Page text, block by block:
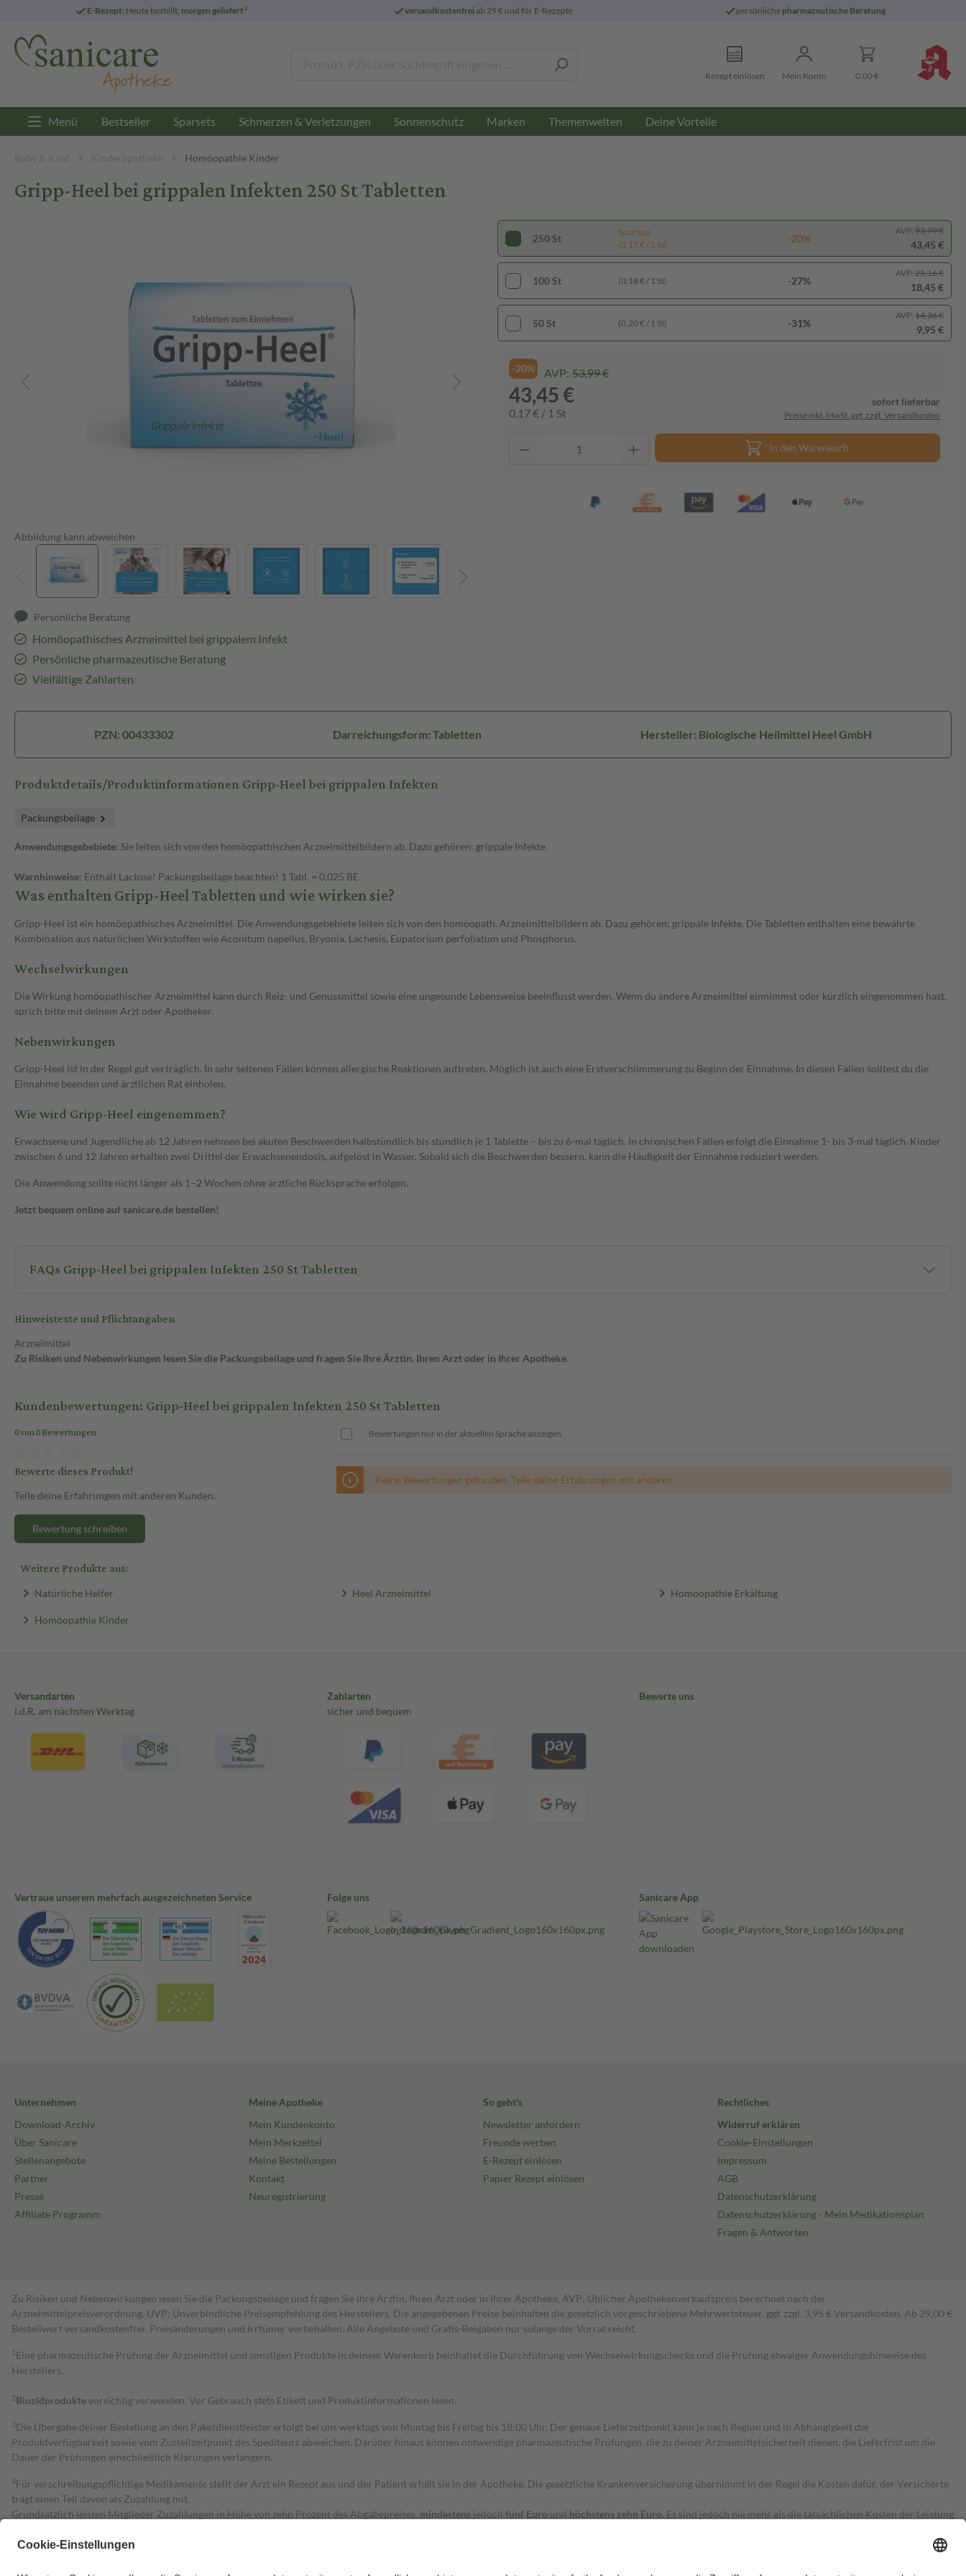
E-Rezept: Heute bestellt, morgen geliefert3 versandkostenfreiab 29 € und für E-Rezepte persönliche pharmazeutische Beratung
Rezept einlösen Mein Konto 0,00 €
Menü Bestseller Sparsets Schmerzen & Verletzungen Sonnenschutz Marken Themenwelten Deine Vorteile
Baby & Kind Kinderapotheke Homöopathie Kinder
Gripp-Heel bei grippalen Infekten 250 St Tabletten
Abbildung kann abweichen
Persönliche Beratung
Homöopathisches Arzneimittel bei grippalem Infekt
Persönliche pharmazeutische Beratung
Vielfältige Zahlarten
250 St
Spartipp
(0,17 € / 1 St)
-20%
AVP: 53,99 €
43,45 €
100 St (0,18 € / 1 St) -27%
AVP: 25,16 €
18,45 €
50 St (0,20 € / 1 St) -31%
AVP: 14,36 €
9,95 €
-20% AVP: 53,99 €
43,45 €
0,17 € / 1 St
sofort lieferbar
Preise inkl. MwSt. ggf. zzgl. Versandkosten
In den Warenkorb
PZN: 00433302 Darreichungsform: Tabletten Hersteller: Biologische Heilmittel Heel GmbH
Produktdetails/Produktinformationen Gripp-Heel bei grippalen Infekten
Packungsbeilage
Anwendungsgebebiete: Sie leiten sich von den homöopathischen Arzneimittelbildern ab. Dazu gehören: grippale Infekte.
Warnhinweise: Enthält Lactose! Packungsbeilage beachten! 1 Tabl. = 0,025 BE.
Was enthalten Gripp-Heel Tabletten und wie wirken sie?
Gripp-Heel ist ein homöopathisches Arzneimittel. Die Anwendungsgebebiete leiten sich von den homöopath. Arzneimittelbildern ab. Dazu gehören: grippale Infekte. Die Tabletten enthalten eine bewährte
Kombination aus natürlichen Wirkstoffen wie Aconitum napellus, Bryonia, Lachesis, Eupatorium perfoliatum und Phosphorus.
Wechselwirkungen
Die Wirkung homöopathischer Arzneimittel kann durch Reiz- und Genussmittel sowie eine ungesunde Lebensweise beeinflusst werden. Wenn du andere Arzneimittel einnimmst oder kürzlich eingenommen hast,
sprich bitte mit deinem Arzt oder Apotheker.
Nebenwirkungen
Gripp-Heel ist in der Regel gut verträglich. In sehr seltenen Fällen können allergische Reaktionen auftreten. Möglich ist auch eine Erstverschlimmerung zu Beginn der Einnahme. In diesen Fällen solltest du die
Einnahme beenden und ärztlichen Rat einholen.
Wie wird Gripp-Heel eingenommen?
Erwachsene und Jugendliche ab 12 Jahren nehmen bei akuten Beschwerden halbstündlich bis stündlich je 1 Tablette – bis zu 6-mal täglich. In chronischen Fällen erfolgt die Einnahme 1- bis 3-mal täglich. Kinder
zwischen 6 und 12 Jahren erhalten zwei Drittel der Erwachsenendosis, aufgelöst in Wasser. Sobald sich die Beschwerden bessern, kann die Häufigkeit der Einnahme reduziert werden.
Die Anwendung sollte nicht länger als 1–2 Wochen ohne ärztliche Rücksprache erfolgen.
Jetzt bequem online auf sanicare.de bestellen!
FAQs Gripp-Heel bei grippalen Infekten 250 St Tabletten
Hinweistexte und Pflichtangaben
Arzneimittel
Zu Risiken und Nebenwirkungen lesen Sie die Packungsbeilage und fragen Sie Ihre Ärztin, Ihren Arzt oder in Ihrer Apotheke.
Kundenbewertungen: Gripp-Heel bei grippalen Infekten 250 St Tabletten
0 von 0 Bewertungen
Bewerte dieses Produkt!
Teile deine Erfahrungen mit anderen Kunden.
Bewertung schreiben
Bewertungen nur in der aktuellen Sprache anzeigen.
Keine Bewertungen gefunden. Teile deine Erfahrungen mit anderen.
Weitere Produkte aus:
Natürliche Helfer Heel Arzneimittel Homöopathie Erkältung
Homöopathie Kinder
Versandarten
i.d.R. am nächsten Werktag
Zahlarten
sicher und bequem
Bewerte uns
Vertraue unserem mehrfach ausgezeichneten Service Folge uns Sanicare App
Unternehmen
Download-Archiv
Über Sanicare
Stellenangebote
Partner
Presse
Affiliate Programm
Meine Apotheke
Mein Kundenkonto
Mein Merkzettel
Meine Bestellungen
Kontakt
Neuregistrierung
So geht's
Newsletter anfordern
Freunde werben
E-Rezept einlösen
Papier Rezept einlösen
Rechtliches
Widerruf erklären
Cookie-Einstellungen
Impressum
AGB
Datenschutzerklärung
Datenschutzerklärung - Mein Medikationsplan
Fragen & Antworten
Zu Risiken und Nebenwirkungen lesen Sie die Packungsbeilage und fragen Sie Ihre Ärztin, Ihren Arzt oder in Ihrer Apotheke. AVP: Üblicher Apothekenverkaufspreis berechnet nach der
Arzneimittelpreisverordnung. UVP: Unverbindliche Preisempfehlung des Herstellers. Die angegebenen Preise beinhalten die gesetzlich vorgeschriebene Mehrwertsteuer, ggf. zzgl. 3,95 € Versandkosten. Ab 29,00 €
Bestell­wert versand­kosten­frei. Preisänderungen und Irrtümer vorbehalten. Alle Angebote und Gratis-Beigaben nur solange der Vorrat reicht.
1 Eine pharmazeutische Prüfung der Arzneimittel und sonstigen Produkte in deinem Warenkorb beinhaltet die Durchführung von Wechselwirkungschecks und die Prüfung etwaiger Anwendungshinweise des
Herstellers.
2Biozidproduktevorsichtig verwenden. Vor Gebrauch stets Etikett und Produktinformationen lesen.
3Die Übergabe deiner Bestellung an den Paketdienstleister erfolgt bei uns werktags von Montag bis Freitag bis 18:00 Uhr. Der genaue Lieferzeitpunkt kann je nach Region und in Abhängigkeit der
Produktverfügbarkeit sowie vom Zustellzeitpunkt des Spediteurs abweichen. Darüber hinaus können notwendige pharmazeutische Prüfungen, die zu deiner Arzneimittelsicherheit dienen, die Lieferfrist um die
Dauer der Prüfungen einschließlich Klärungen verlängern.
4Für verschreibungspflichtige Medikamente stellt der Arzt ein Rezept aus und der Patient erhält sie in der Apotheke. Die gesetzliche Krankenversicherung übernimmt in der Regel die Kosten dafür, der Versicherte
trägt einen Teil davon als Zuzahlung mit.
Grundsätzlich leisten Mitglieder Zuzahlungen in Höhe von zehn Prozent des Abgabepreises, mindestens jedoch fünf Euro und höchstens zehn Euro. Es sind jedoch nie mehr als die tatsächlichen Kosten der Leistung
Diese Regeln gelten grundsätzlich auch für Online-Apotheken.